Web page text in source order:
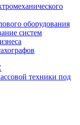
оборудования
систем
техники под